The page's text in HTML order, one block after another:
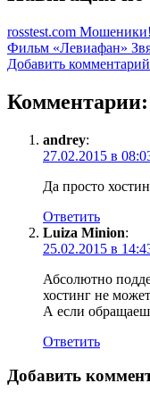
rosstest.com
Фильм «Левиафан»
Добавить комментарий
Комментарии:
andrey:
27.02.2015 в
Да просто
Ответить
Luiza Minion:
25.02.2015 в
Абсолютно
хостинг не
А если
Ответить
Добавить